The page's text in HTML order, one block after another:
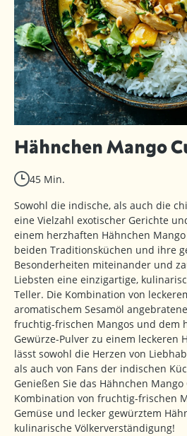
Hähnchen Mango
45 Min.
Sowohl die indische, als auch die
eine Vielzahl exotischer Gerichte
einem herzhaften Hähnchen
beiden Traditionsküchen und ihre
Besonderheiten miteinander und
Liebsten eine einzigartige,
Teller. Die Kombination von
aromatischem Sesamöl
fruchtig-frischen Mangos und dem
Gewürze-Pulver zu einem leckeren
lässt sowohl die Herzen von
als auch von Fans der indischen
Genießen Sie das Hähnchen
Kombination von fruchtig-frischen
Gemüse und lecker gewürztem
kulinarische Völkerverständigung!